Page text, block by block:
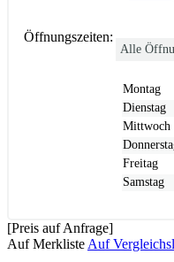
Öffnungszeiten:
Alle
Montag
Dienstag
Mittwoch
Freitag
Samstag
[Preis auf Anfrage]
Auf Merkliste Auf